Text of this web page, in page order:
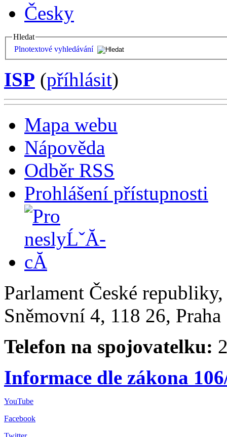
Česky
Hledat
Plnotextové vyhledávání
ISP (příhlásit)
Mapa webu
Nápověda
Odběr RSS
Prohlášení přístupnosti
Parlament České
Sněmovní 4, 118 26,
Telefon na spojovatelku:
Informace dle zákona
YouTube
Facebook